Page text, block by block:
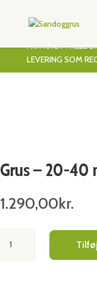
FRI FRAGT I HELE
LEVERING SOM
Grus – 20-40
1.290,00kr.